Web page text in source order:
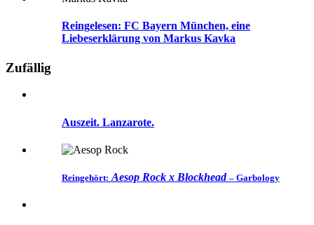
Reingelesen: FC Bayern München, eine
Liebeserklärung von Markus Kavka
Zufällig
Auszeit. Lanzarote.
Reingehört: Aesop Rock x Blockhead – Garbology